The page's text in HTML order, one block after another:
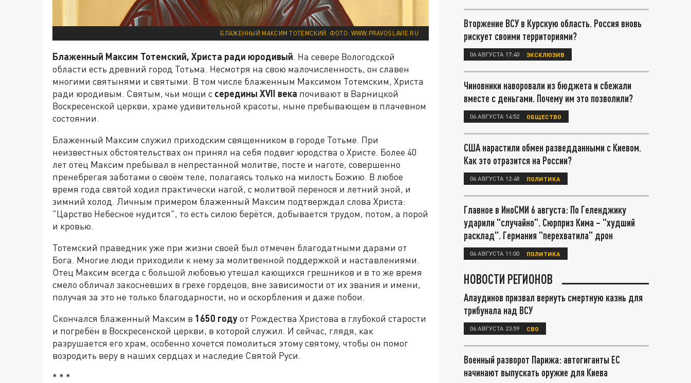
БЛАЖЕННЫЙ МАКСИМ ТОТЕМСКИЙ. ФОТО: WWW.PRAVOSLAVIE.RU
Блаженный Максим Тотемский, Христа ради юродивый. На севере Вологодской
области есть древний город Тотьма. Несмотря на свою малочисленность, он славен
многими святынями и святыми. В том числе блаженным Максимом Тотемским, Христа
ради юродивым. Святым, чьи мощи с середины XVII века почивают в Варницкой
Воскресенской церкви, храме удивительной красоты, ныне пребывающем в плачевном
состоянии.
Блаженный Максим служил приходским священником в городе Тотьме. При
неизвестных обстоятельствах он принял на себя подвиг юродства о Христе. Более 40
лет отец Максим пребывал в непрестанной молитве, посте и наготе, совершенно
пренебрегая заботами о своём теле, полагаясь только на милость Божию. В любое
время года святой ходил практически нагой, с молитвой перенося и летний зной, и
зимний холод. Личным примером блаженный Максим подтверждал слова Христа:
"Царство Небесное нудится", то есть силою берётся, добывается трудом, потом, а порой
и кровью.
Тотемский праведник уже при жизни своей был отмечен благодатными дарами от
Бога. Многие люди приходили к нему за молитвенной поддержкой и наставлениями.
Отец Максим всегда с большой любовью утешал кающихся грешников и в то же время
смело обличал закосневших в грехе гордецов, вне зависимости от их звания и имени,
получая за это не только благодарности, но и оскорбления и даже побои.
Скончался блаженный Максим в 1650 годуот Рождества Христова в глубокой старости
и погребён в Воскресенской церкви, в которой служил. И сейчас, глядя, как
разрушается его храм, особенно хочется помолиться этому святому, чтобы он помог
возродить веру в наших сердцах и наследие Святой Руси.
* * *
Вторжение ВСУ в Курскую область. Россия вновь
рискует своими территориями?
06 АВГУСТА 17:40 ЭКСКЛЮЗИВ
Чиновники наворовали из бюджета и сбежали
вместе с деньгами. Почему им это позволили?
06 АВГУСТА 14:52 ОБЩЕСТВО
США нарастили обмен разведданными с Киевом.
Как это отразится на России?
06 АВГУСТА 12:48 ПОЛИТИКА
Главное в ИноСМИ 6 августа: По Геленджику
ударили "случайно". Сюрприз Кима – "худший
расклад". Германия "перехватила" дрон
06 АВГУСТА 11:00 ПОЛИТИКА
НОВОСТИ РЕГИОНОВ
Алаудинов призвал вернуть смертную казнь для
трибунала над ВСУ
06 АВГУСТА 23:59 СВО
Военный разворот Парижа: автогиганты ЕС
начинают выпускать оружие для Киева